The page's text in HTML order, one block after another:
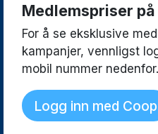
Staff
See what they love
Medlemspriser
For å se eksklusive
kampanjer, vennligst
mobil nummer nedenfor.
Logg inn med Coop